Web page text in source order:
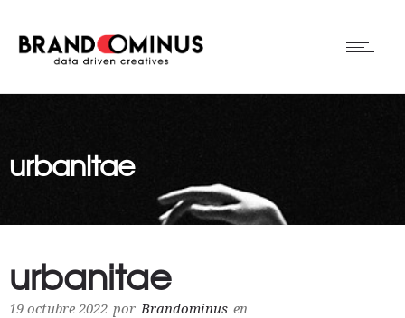
urbanitae
urbanitae
19 octubre 2022 por Brandominus en